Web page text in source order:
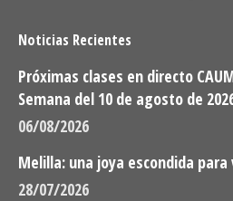
Noticias Recientes
Próximas clases en directo
Semana del 10 de agosto de
06/08/2026
Melilla: una joya escondida
28/07/2026